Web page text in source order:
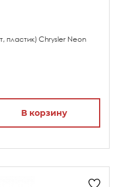
Chrysler Neon
В корзину